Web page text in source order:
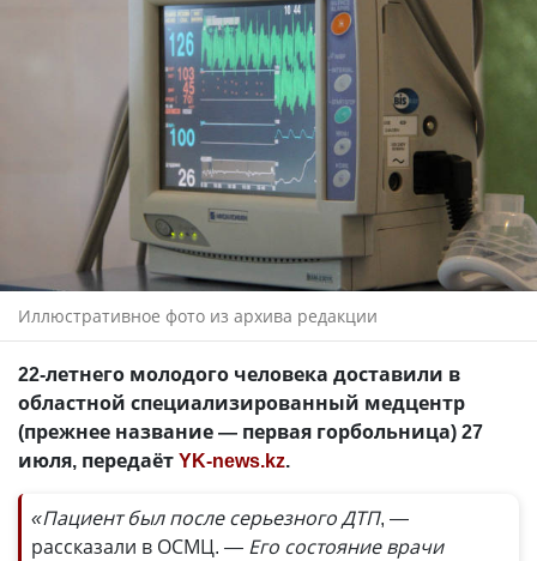
Иллюстративное фото из архива редакции
22-летнего молодого человека доставили в
областной специализированный медцентр
(прежнее название — первая горбольница) 27
июля, передаётYK-news.kz.
«Пациент был после серьезного ДТП, —
рассказали в ОСМЦ. — Его состояние врачи